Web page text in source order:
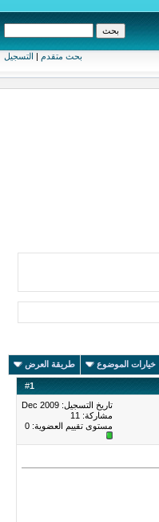
بحث متقدم | التسجيل
خيارات الموضوع طريقة العرض
#1
تاريخ التسجيل: Dec 2009
مشاركة: 11
مستوى تقييم العضوية: 0